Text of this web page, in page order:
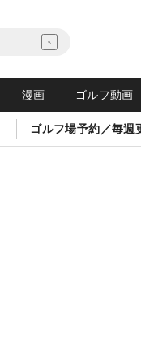
漫画 ゴルフ動画
ゴルフ場予約／毎週